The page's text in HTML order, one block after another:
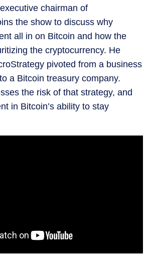
chairman of
the show to discuss why
all in on Bitcoin and how the
the cryptocurrency. He
pivoted from a business
a Bitcoin treasury company.
the risk of that strategy, and
in Bitcoin’s ability to stay